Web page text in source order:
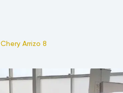
Chery Arrizo 8